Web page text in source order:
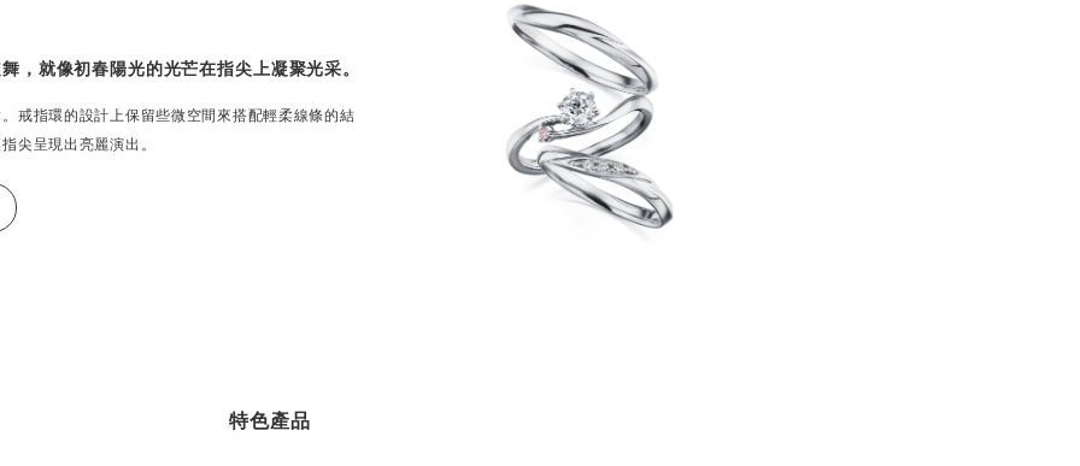
，就像初春陽光的光芒在指尖上凝聚光采。
戒指環的設計上保留些微空間來搭配輕柔線條的結
尖呈現出亮麗演出。
特色產品